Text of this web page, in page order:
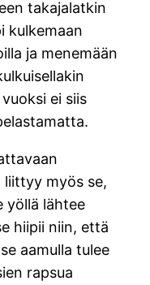
takajalatkin
kulkemaan
ja menemään
ei siis
myös se,
yöllä lähtee
hiipii niin, että
aamulla tulee
rapsua